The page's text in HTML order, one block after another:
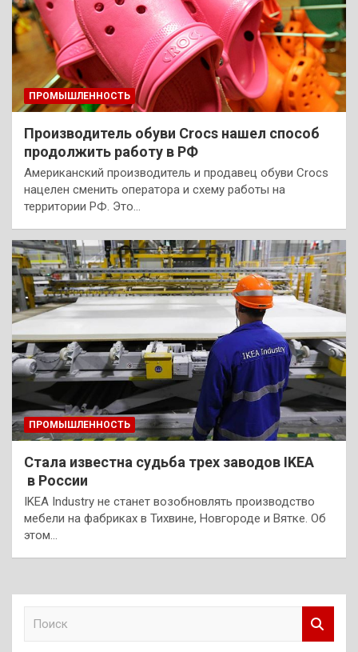
ПРОМЫШЛЕННОСТЬ
Производитель обуви Crocs нашел способ
продолжить работу в РФ
Американский производитель и продавец обуви Crocs
нацелен сменить оператора и схему работы на
территории РФ. Это…
ПРОМЫШЛЕННОСТЬ
Стала известна судьба трех заводов IKEA
в России
IKEA Industry не станет возобновлять производство
мебели на фабриках в Тихвине, Новгороде и Вятке. Об
этом…